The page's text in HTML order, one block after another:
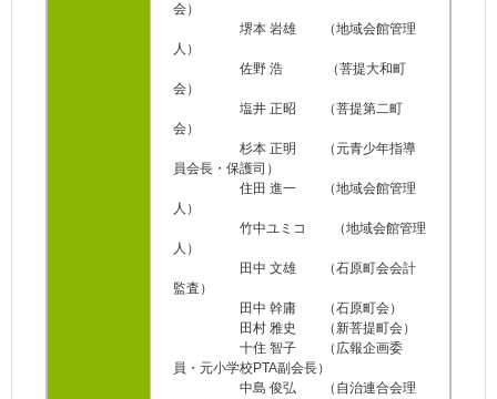
会）
堺本 岩雄 （地域会館管理
人）
佐野 浩 （菩提大和町
会）
塩井 正昭 （菩提第二町
会）
杉本 正明 （元青少年指導
員会長・保護司）
住田 進一 （地域会館管理
人）
竹中ユミコ （地域会館管理
人）
田中 文雄 （石原町会会計
監査）
田中 幹庸 （石原町会）
田村 雅史 （新菩提町会）
十住 智子 （広報企画委
員・元小学校PTA副会長）
中島 俊弘 （自治連合会理